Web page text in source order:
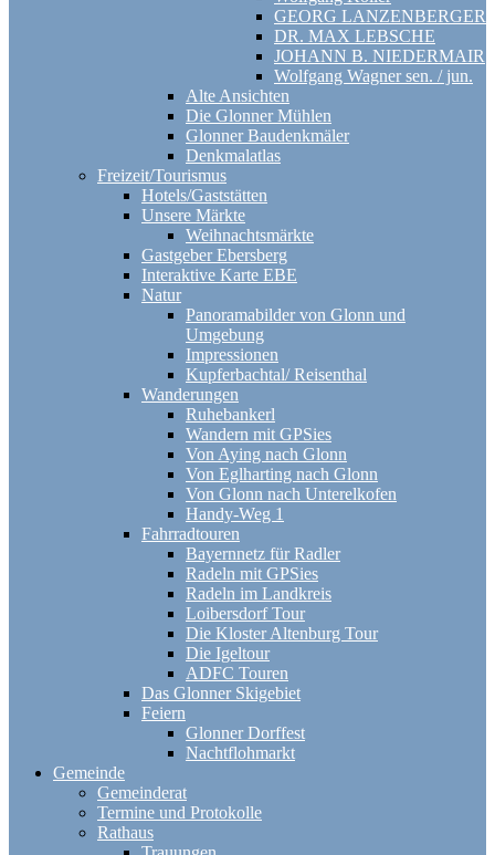
GEORG LANZENBERGER
DR. MAX LEBSCHE
JOHANN B. NIEDERMAIR
Wolfgang Wagner sen. / jun.
Alte Ansichten
Die Glonner Mühlen
Glonner Baudenkmäler
Denkmalatlas
Freizeit/Tourismus
Hotels/Gaststätten
Unsere Märkte
Weihnachtsmärkte
Gastgeber Ebersberg
Interaktive Karte EBE
Natur
Panoramabilder von Glonn und
Umgebung
Impressionen
Kupferbachtal/ Reisenthal
Wanderungen
Ruhebankerl
Wandern mit GPSies
Von Aying nach Glonn
Von Eglharting nach Glonn
Von Glonn nach Unterelkofen
Handy-Weg 1
Fahrradtouren
Bayernnetz für Radler
Radeln mit GPSies
Radeln im Landkreis
Loibersdorf Tour
Die Kloster Altenburg Tour
Die Igeltour
ADFC Touren
Das Glonner Skigebiet
Feiern
Glonner Dorffest
Nachtflohmarkt
Gemeinde
Gemeinderat
Termine und Protokolle
Rathaus